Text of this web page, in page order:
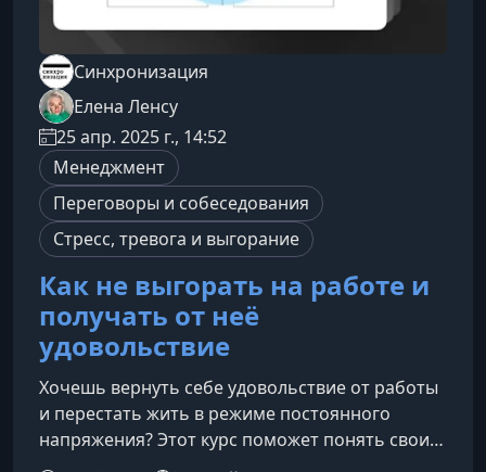
Синхронизация
Елена Ленсу
25 апр. 2025 г., 14:52
Менеджмент
Переговоры и собеседования
Стресс, тревога и выгорание
Как не выгорать на работе и
получать от неё
удовольствие
Хочешь вернуть себе удовольствие от работы
и перестать жить в режиме постоянного
напряжения? Этот курс поможет понять свои
истинные потребности, восстановить энергию